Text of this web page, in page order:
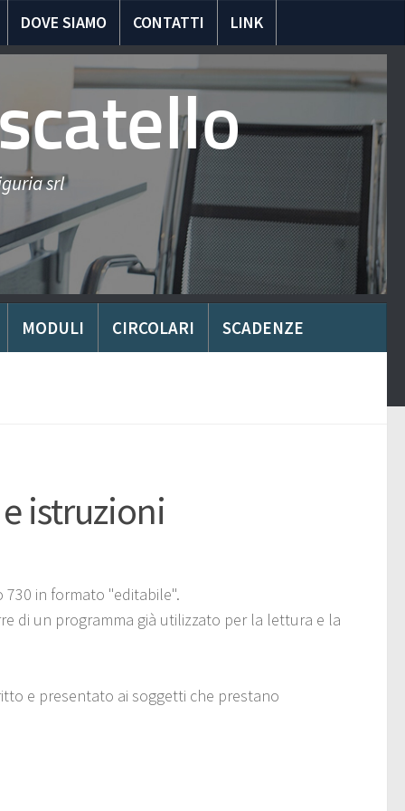
DOVE SIAMO CONTATTI LINK
srl
MODULI CIRCOLARI SCADENZE
istruzioni
in formato "editabile".
di un programma già utilizzato per la lettura e la
e presentato ai soggetti che prestano